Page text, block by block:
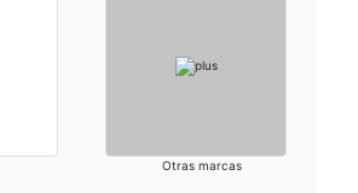
Otras marcas